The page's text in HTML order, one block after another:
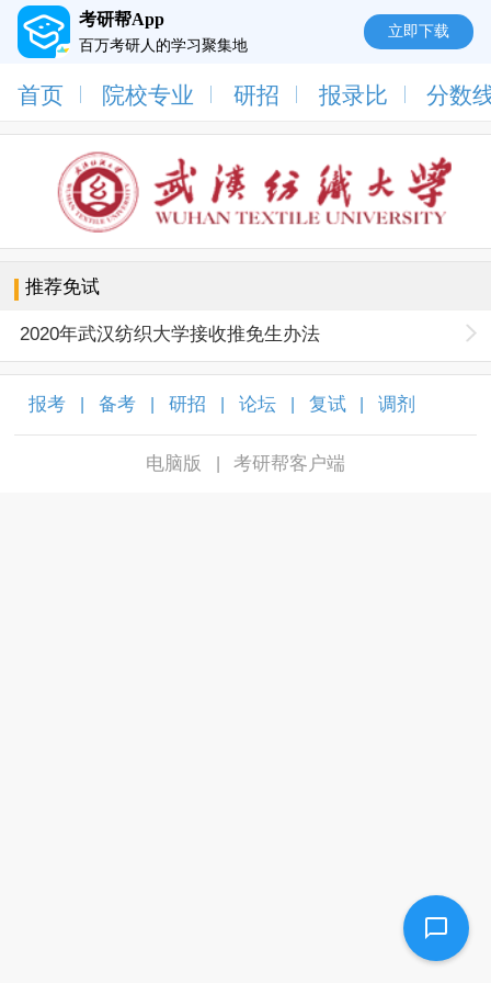
考研帮App
百万考研人的学习聚集地
立即下载
首页 院校专业 研招 报录比 分数
推荐免试
2020年武汉纺织大学接收推免生办法
报考 备考 研招 论坛 复试 调剂
电脑版 考研帮客户端